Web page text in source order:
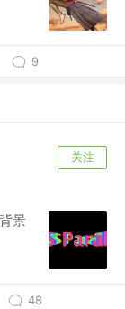
9
关注
景
48